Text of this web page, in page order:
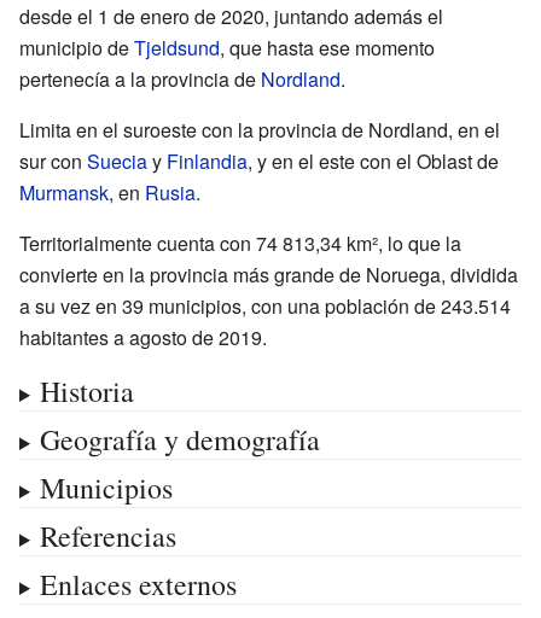
desde el 1 de enero de 2020, juntando además el
municipio deTjeldsund, que hasta ese momento
pertenecía a la provincia de Nordland.
Limita en el suroeste con la provincia de Nordland, en el
sur con Sueciay Finlandia, y en el este con el Oblast de
Murmansk, en Rusia.
Territorialmente cuenta con 74 813,34 km², lo que la
convierte en la provincia más grande de Noruega, dividida
a su vez en 39 municipios, con una población de 243.514
habitantes a agosto de 2019.
Historia
Geografía y demografía
Municipios
Referencias
Enlaces externos